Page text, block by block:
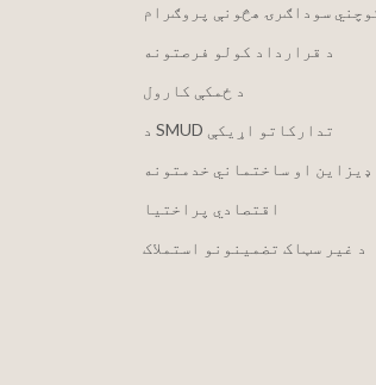
سوداګرۍ هڅونې پروګرام
د قرارداد کولو فرصتونه
د ځمکې کارول
د SMUD تدارکاتو اړیکې
ډیزاین او ساختماني خدمتونه
اقتصادي پراختیا
د غیر سټاک تضمینونو استملاک